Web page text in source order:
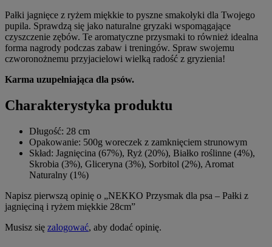
Pałki jagnięce z ryżem miękkie to pyszne smakołyki dla Twojego
pupila. Sprawdzą się jako naturalne gryzaki wspomągające
czyszczenie zębów. Te aromatyczne przysmaki to również idealna
forma nagrody podczas zabaw i treningów. Spraw swojemu
czworonożnemu przyjacielowi wielką radość z gryzienia!
Karma uzupełniająca dla psów.
Charakterystyka produktu
Długość: 28 cm
Opakowanie: 500g woreczek z zamknięciem strunowym
Skład: Jagnięcina (67%), Ryż (20%), Białko roślinne (4%),
Skrobia (3%), Gliceryna (3%), Sorbitol (2%), Aromat
Naturalny (1%)
Napisz pierwszą opinię o „NEKKO Przysmak dla psa – Pałki z
jagnięciną i ryżem miękkie 28cm”
Musisz się zalogować, aby dodać opinię.